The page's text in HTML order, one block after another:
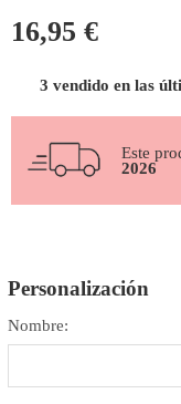
16,95 €
3 vendido en las
Este
2026
Personalización
Nombre: